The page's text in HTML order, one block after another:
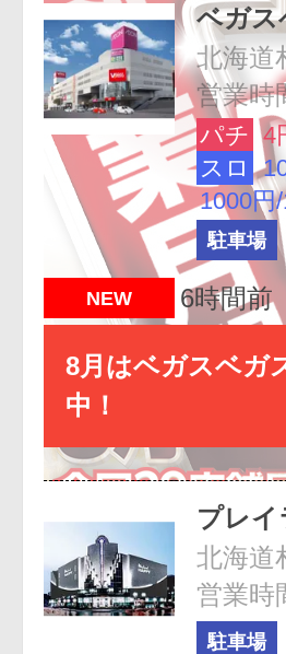
ベガス
営業
パチ 4
スロ
1000円
駐車場
NEW 6時間前
8月はベガスベガ
中！
プレイ
北海道
営業時
駐車場